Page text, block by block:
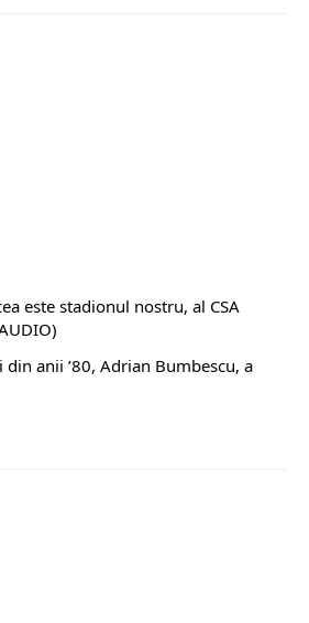
este stadionul nostru, al CSA
din anii ’80, Adrian Bumbescu, a